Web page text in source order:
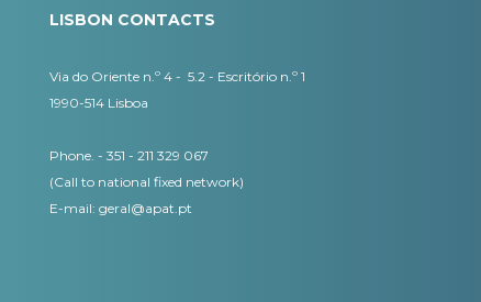
LISBON CONTACTS
Via do Oriente n.º 4 - 5.2 - Escritório n.º 1
1990-514 Lisboa
Phone. - 351 - 211 329 067
(Call to national fixed network)
​E-mail: geral@apat.pt